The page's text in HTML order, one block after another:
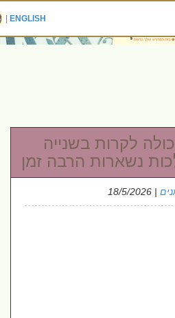
ENGLISH
|
לקרות בשנייה
נשארות הרבה זמן
| 18/5/2026